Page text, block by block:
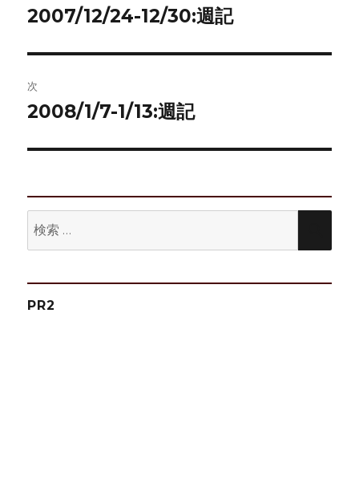
稿
ビ
ゲ
ー
ョ
ン
前
投
稿:
2007/12/24-12/30:週記
次
次
投
2008/1/7-1/13:週記
索
PR2